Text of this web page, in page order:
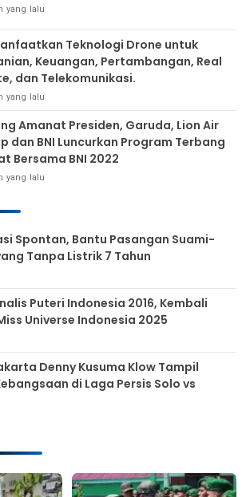
yang lalu
Teknologi Drone untuk
Keuangan, Pertambangan, Real
dan Telekomunikasi.
yang lalu
Amanat Presiden, Garuda, Lion Air
dan BNI Luncurkan Program Terbang
Bersama BNI 2022
yang lalu
Spontan, Bantu Pasangan Suami-
Tanpa Listrik 7 Tahun
Puteri Indonesia 2016, Kembali
Universe Indonesia 2025
Denny Kusuma Klow Tampil
di Laga Persis Solo vs